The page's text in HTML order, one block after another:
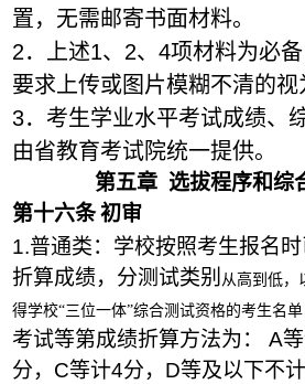
置，无需邮寄书面材料。
2．
上述1、2、4项材料为必
要求上传或图片模糊不清的视
3．考生学业水平考试成绩、
由省教育考试院统一提供。
第五章 选拔程序和综
第十六条初审
1.普通类：学校按照考生报名
折算成绩，分测试类别 从高到低，
得学校“三位一体”综合测试资格的考生名单
考试等第成绩折算方法为：
A
分， C等计4分， D等及以下不